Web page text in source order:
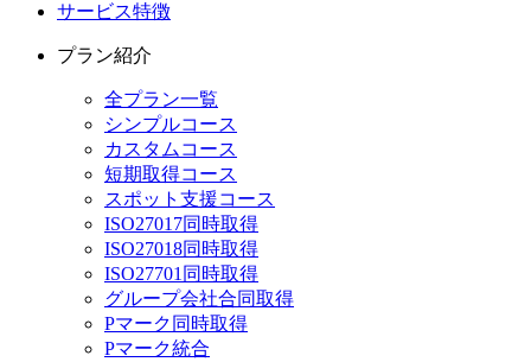
サービス特徴
プラン紹介
全プラン一覧
シンプルコース
カスタムコース
短期取得コース
スポット支援コース
ISO27017同時取得
ISO27018同時取得
ISO27701同時取得
グループ会社合同取得
Pマーク同時取得
Pマーク統合